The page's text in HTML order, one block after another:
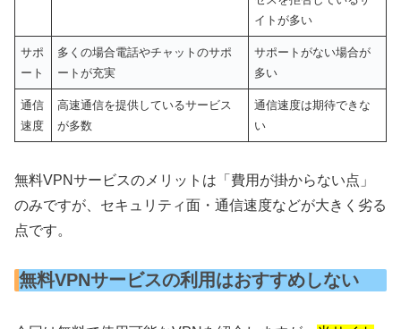
イトが多い
サポ
ート
多くの場合電話やチャットのサポ
ートが充実
サポートがない場合が
多い
通信
速度
高速通信を提供しているサービス
が多数
通信速度は期待できな
い
無料VPNサービスのメリットは「費用が掛からない点」
のみですが、セキュリティ面・通信速度などが大きく劣る
点です。
無料VPNサービスの利用はおすすめしない